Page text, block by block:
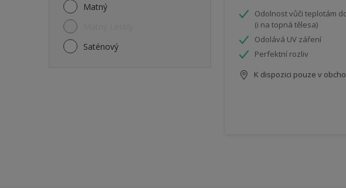
Matný
Saténový
Odolnost vůči teplotám
(i na topná tělesa)
Odolává UV záření
Perfektní rozliv
K dispozici pouze v